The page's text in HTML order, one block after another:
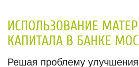
ИСПОЛЬЗОВАНИЕ
КАПИТАЛА В БАНКЕ
Решая проблему